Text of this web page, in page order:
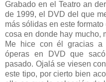
Grabado en el Teatro an
de 1999, el DVD del que
más sólidas en este
cosa en donde hay mucho,
Me hice con él gracias a
óperas en DVD que
pasado. Ojalá se viesen
este tipo, por cierto bien